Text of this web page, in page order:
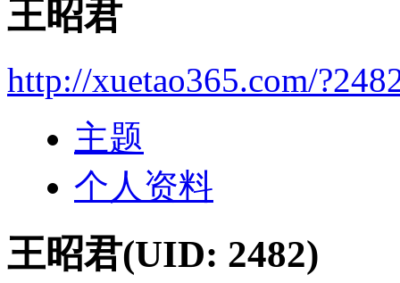
王昭君
http://xuetao365.com/
主题
个人资料
王昭君(UID: 2482)